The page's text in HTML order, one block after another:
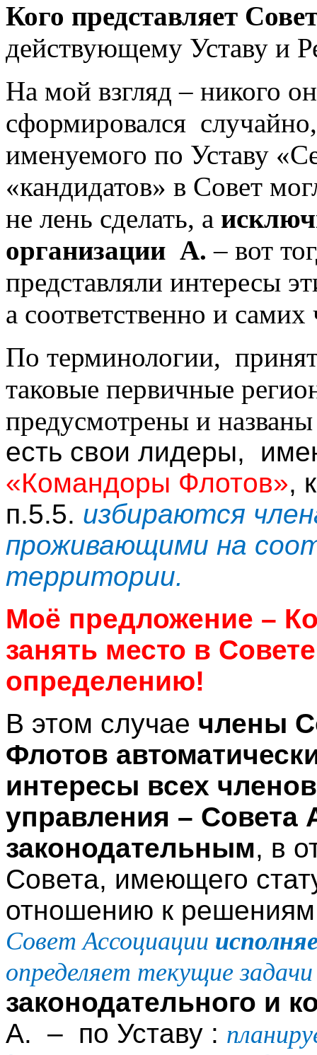
Кого представляет
действующему Уставу и
На мой взгляд – никого
сформировался
именуемого по Уставу
«кандидатов» в Совет
не лень сделать, а
организации А. – вот
представляли интересы
а соответственно и
По терминологии,
таковые первичные
предусмотрены и названы
есть свои лидеры,
«Командоры Флотов»,
п.5.5. избираются
проживающими на
территории.
Моё предложение –
занять место в
определению!
В этом случае члены
Флотов
интересы всех
управления – Совета
законодательным, в
Совета, имеющего
отношению к
Совет Ассоциации
определяет текущие
законодательного и
А. – по Уставу :